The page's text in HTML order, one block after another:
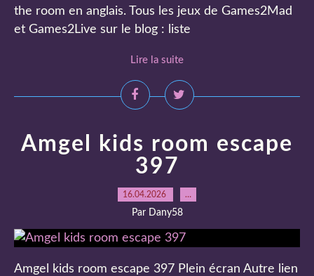
the room en anglais. Tous les jeux de Games2Mad
et Games2Live sur le blog : liste
Lire la suite
Amgel kids room escape
397
16.04.2026 …
Par Dany58
Amgel kids room escape 397 Plein écran Autre lien